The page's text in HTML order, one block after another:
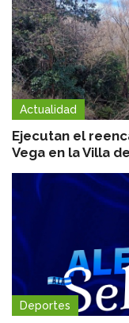
Actualidad
Ejecutan el
Vega en la Villa
Deportes